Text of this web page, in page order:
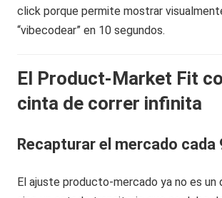
click porque permite mostrar
“vibecodear” en 10 segundos.
El Product-Market Fit
cinta de correr infinita
Recapturar el mercado cada
El ajuste producto-mercado ya no es un